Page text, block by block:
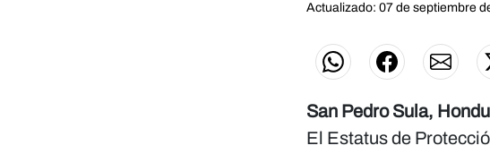
secondsVolume
Actualizado: 07 de septiembre
San Pedro Sula,
El Estatus de